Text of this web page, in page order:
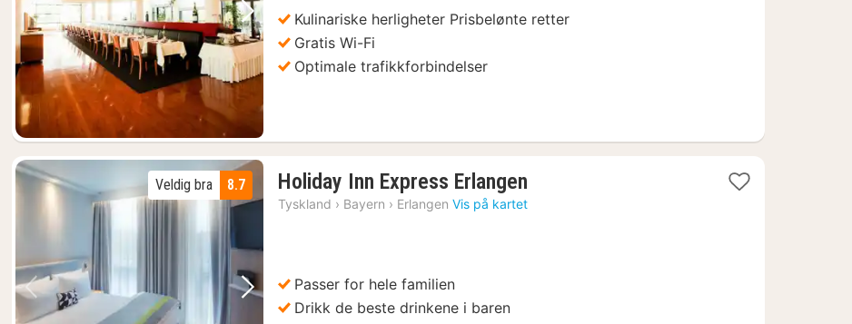
Forrige bilde Neste bilde
kr.
Kulinariske herligheter Prisbelønte retter
Gratis Wi-Fi
Optimale trafikkforbindelser
Forrige bilde Neste bilde
8.7
Veldig bra Holiday Inn Express Erlangen
natt
Tyskland › Bayern › Erlangen Vis på kartet
Passer for hele familien
Drikk de beste drinkene i baren